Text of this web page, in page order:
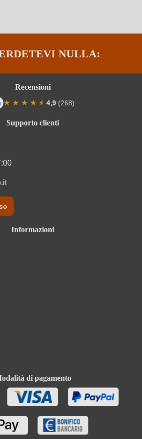
NULLA:
Supporto clienti
Informazioni
di pagamento
Recensioni
★ ★ ★ ★ ★
★ 4,9 (268)